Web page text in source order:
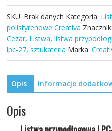
27
244cm
Creativa
5,8cm
SKU: Brak danych Kategoria:
polistyrenowe Creativa
Cezar, Listwa, listwa
lpc-27, sztukateria Marka:
Opis Informacje
Opis